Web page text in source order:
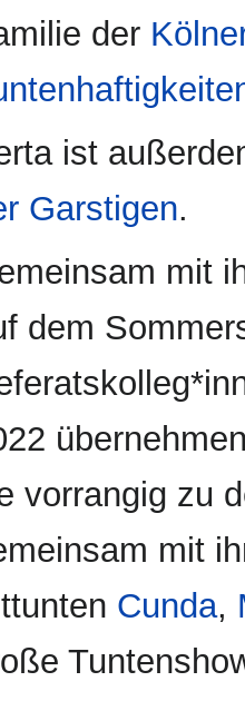
der
ist
Garstigen.
mit
dem
vorrangig zu
mit
Cunda,